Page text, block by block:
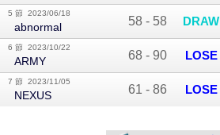
5 節 2023/06/18
abnormal 58 - 58 DRAW
6 節 2023/10/22
ARMY 68 - 90 LOSE
7 節 2023/11/05
NEXUS 61 - 86 LOSE